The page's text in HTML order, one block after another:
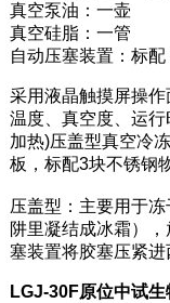
真空泵油：一壶
真空硅脂：一管
自动压塞装置：标配
采用液晶触摸屏操
温度、真空度、运
加热)压盖型真空冷
板，标配3块不锈钢
压盖型：主要用于
阱里凝结成冰霜）
塞装置将胶塞压紧
LGJ-30F原位中试生